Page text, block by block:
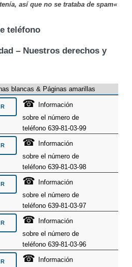
así que no se trataba de spam«
teléfono
– Nuestros derechos y
blancas & Páginas amarillas
☎
Información
sobre el número de
teléfono 639-81-03-99
☎
Información
sobre el número de
teléfono 639-81-03-98
☎
Información
sobre el número de
teléfono 639-81-03-97
☎
Información
sobre el número de
teléfono 639-81-03-96
☎
Información